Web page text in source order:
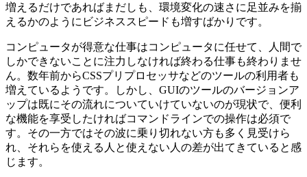
増えるだけであればまだしも、環境変化の速さに足並みを揃
えるかのようにビジネススピードも増すばかりです。
コンピュータが得意な仕事はコンピュータに任せて、人間で
しかできないことに注力しなければ終わる仕事も終わりませ
ん。数年前からCSSプリプロセッサなどのツールの利用者も
増えているようです。しかし、GUIのツールのバージョンア
ップは既にその流れについていけていないのが現状で、便利
な機能を享受したければコマンドラインでの操作は必須で
す。その一方ではその波に乗り切れない方も多く見受けら
れ、それらを使える人と使えない人の差が出てきていると感
じます。